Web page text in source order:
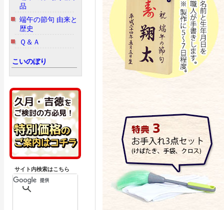
品
端午の節句 由来と
歴史
Ｑ＆Ａ
こいのぼり
サイト内検索はこちら